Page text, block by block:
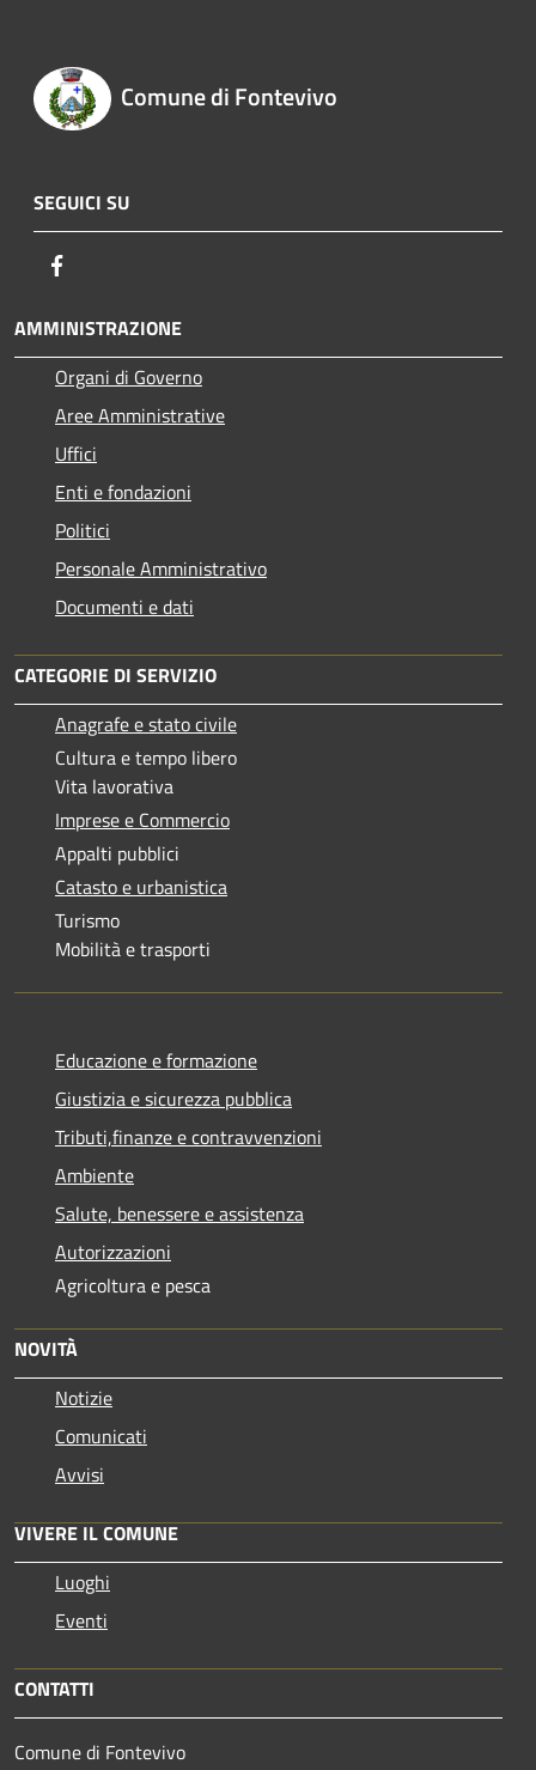
Comune di Fontevivo
SEGUICI SU
AMMINISTRAZIONE
Organi di Governo
Aree Amministrative
Uffici
Enti e fondazioni
Politici
Personale Amministrativo
Documenti e dati
CATEGORIE DI SERVIZIO
Anagrafe e stato civile
Cultura e tempo libero
Vita lavorativa
Imprese e Commercio
Appalti pubblici
Catasto e urbanistica
Turismo
Mobilità e trasporti
Educazione e formazione
Giustizia e sicurezza pubblica
Tributi,finanze e contravvenzioni
Ambiente
Salute, benessere e assistenza
Autorizzazioni
Agricoltura e pesca
NOVITÀ
Notizie
Comunicati
Avvisi
VIVERE IL COMUNE
Luoghi
Eventi
CONTATTI
Comune di Fontevivo